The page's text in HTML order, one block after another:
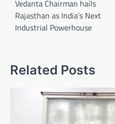
Vedanta Chairman hails
Rajasthan as India’s Next
Industrial Powerhouse
Related Posts